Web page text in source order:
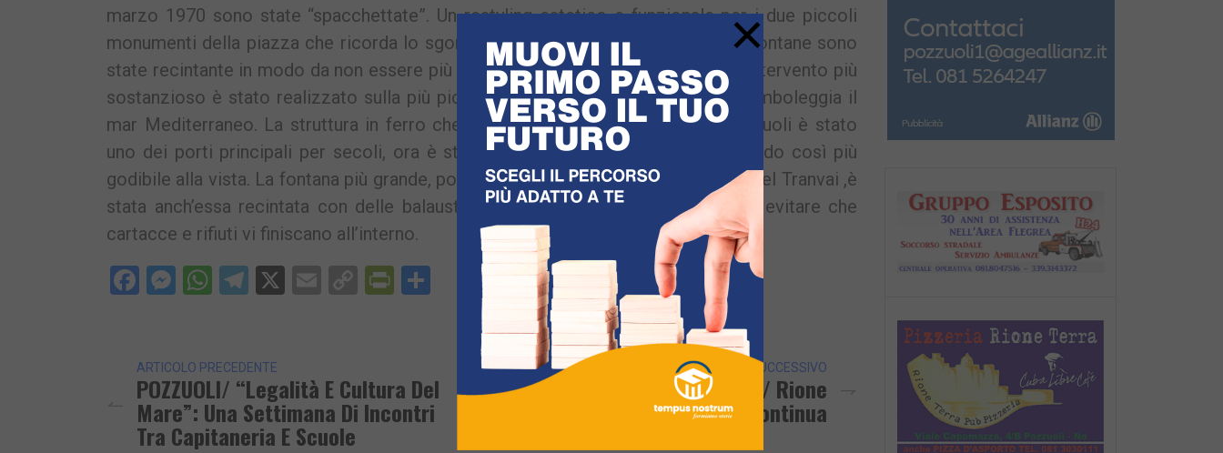
marzo 1970 sono state “spacchettate”. Un restyling estetico e funzionale per i due piccoli
monumenti della piazza che ricorda lo sgombero dal Rione Terra. Entrambe le fontane sono
state recintante in modo da non essere più facile preda di vandali e di incivili. L’intervento più
sostanzioso è stato realizzato sulla più piccola delle due fontane, quella che simboleggia il
mar Mediterraneo. La struttura in ferro che simboleggia il mare del quale Pozzuoli è stato
uno dei porti principali per secoli, ora è stata sopraelevata e recintata diventando così più
godibile alla vista. La fontana più grande, posta nell’angolo che confina con il Tunnel Tranvai ,è
stata anch’essa recintata con delle balaustre in ferro è plexiglass, in modo da evitare che
cartacce e rifiuti vi finiscano all’interno.
Facebook
Messenger
WhatsApp
Telegram
X EmailCopyPrintFriendly
Condividi
ARTICOLO PRECEDENTE
POZZUOLI/ “Legalità E Cultura Del
Mare”: Una Settimana Di Incontri
Tra Capitaneria E Scuole
ARTICOLO SUCCESSIVO
PALLAVOLO FEMMINILE/ Rione
Terra Volley: Il Sogno D Continua
×